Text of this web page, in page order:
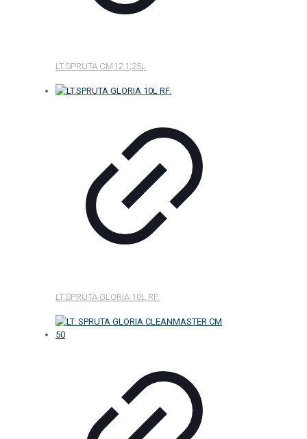
LT.SPRUTA CM12 1,25L
LT.SPRUTA GLORIA 10L RF.